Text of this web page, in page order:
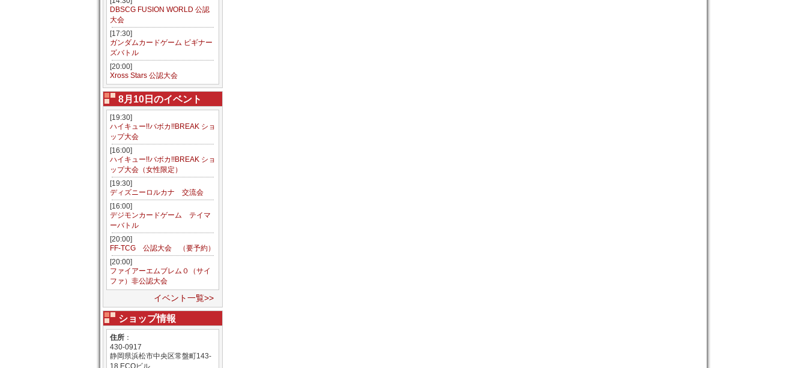
DBSCG FUSION WORLD 公認
大会
[17:30]
ガンダムカードゲーム ビギナー
ズバトル
[20:00]
Xross Stars 公認大会
8月10日のイベント
[19:30]
ハイキュー!!バボカ!!BREAK ショ
ップ大会
[16:00]
ハイキュー!!バボカ!!BREAK ショ
ップ大会（女性限定）
[19:30]
ディズニーロルカナ 交流会
[16:00]
デジモンカードゲーム テイマ
ーバトル
[20:00]
FF-TCG 公認大会 （要予約）
[20:00]
ファイアーエムブレム０（サイ
ファ）非公認大会
イベント一覧>>
ショップ情報
住所 ：
430-0917
静岡県浜松市中央区常盤町143-
18 ECOビル